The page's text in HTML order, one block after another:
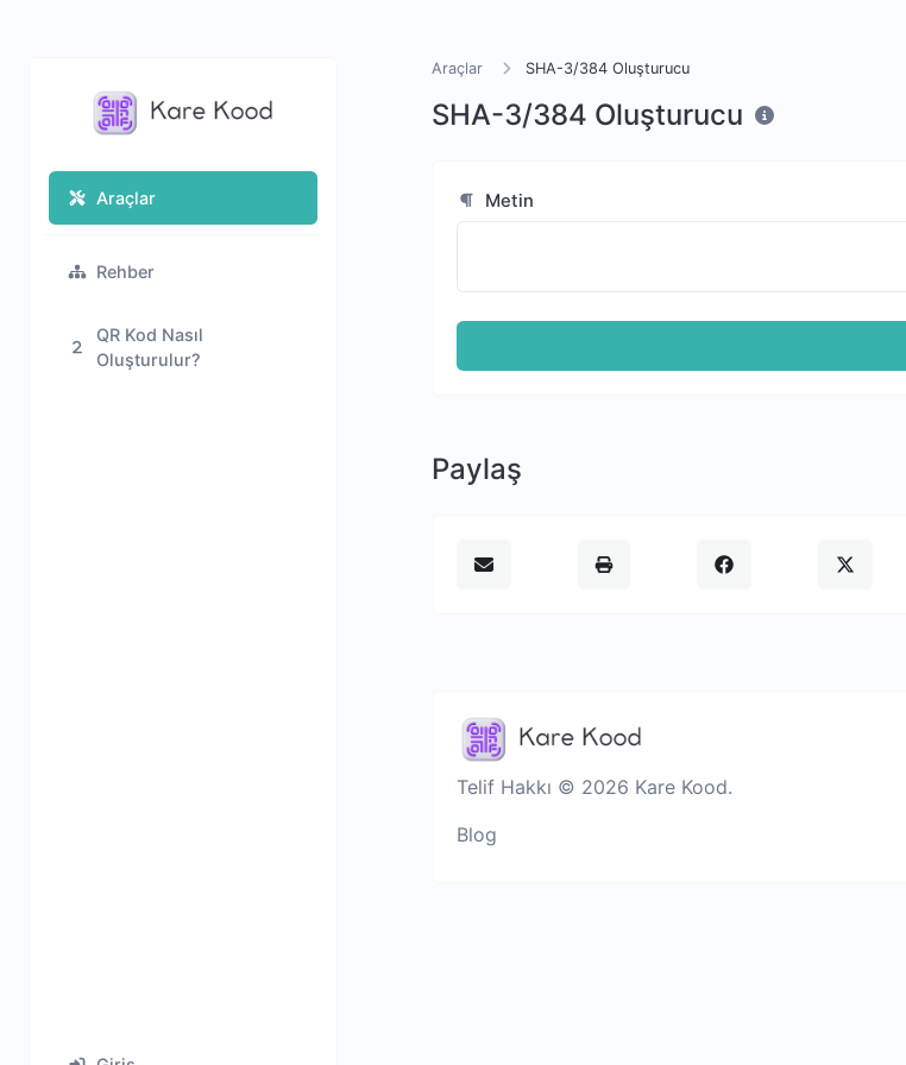
Araçlar
Rehber
QR Kod Nasıl
Oluşturulur?
Araçlar SHA-3/384 Oluşturucu
SHA-3/384 Oluşturucu
Metin
Paylaş
Telif Hakkı © 2026 Kare Kood.
Blog